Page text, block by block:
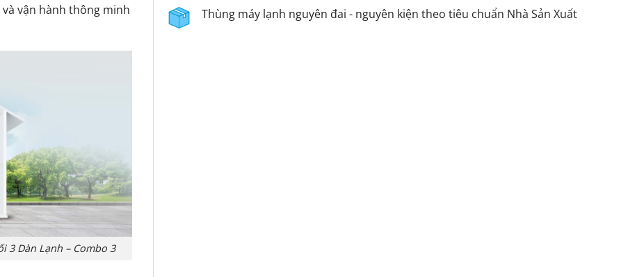
vận hành thông minh
3 Dàn Lạnh – Combo 3
Thùng máy lạnh nguyên đai - nguyên kiện theo tiêu chuẩn Nhà Sản Xuất